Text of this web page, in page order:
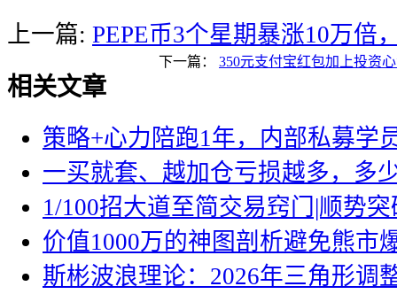
上一篇: PEPE币3个星期暴涨10万倍
下一篇： 350元支付宝红包加上投资
相关文章
策略+心力陪跑1年，内部私募学
一买就套、越加仓亏损越多，多
1/100招大道至简交易窍门|顺势突
价值1000万的神图剖析避免熊市
斯彬波浪理论：2026年三角形调